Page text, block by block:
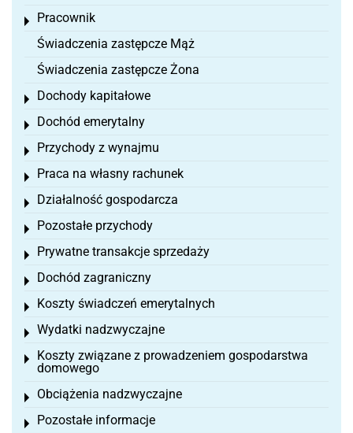
Pracownik
Toggle menu
Świadczenia zastępcze Mąż
Świadczenia zastępcze Żona
Dochody kapitałowe
Toggle menu
Dochód emerytalny
Toggle menu
Przychody z wynajmu
Toggle menu
Praca na własny rachunek
Toggle menu
Działalność gospodarcza
Toggle menu
Pozostałe przychody
Toggle menu
Prywatne transakcje sprzedaży
Toggle menu
Dochód zagraniczny
Toggle menu
Koszty świadczeń emerytalnych
Toggle menu
Wydatki nadzwyczajne
Toggle menu
Koszty związane z prowadzeniem gospodarstwa
domowego
Toggle menu
Obciążenia nadzwyczajne
Toggle menu
Pozostałe informacje
Toggle menu